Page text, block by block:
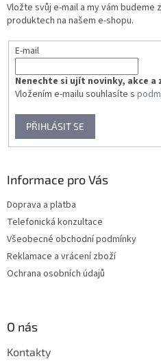
Vložte svůj e-mail a my vám budeme
produktech na našem e-shopu.
E-mail
Nenechte si ujít novinky, akce a
Vložením e-mailu souhlasíte s
PŘIHLÁSIT SE
Informace pro Vás
Doprava a platba
Telefonická konzultace
Všeobecné obchodní podmínky
Reklamace a vrácení zboží
Ochrana osobních údajů
O nás
Kontakty